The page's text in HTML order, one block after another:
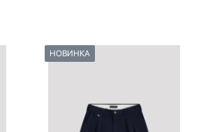
НОВИНКА